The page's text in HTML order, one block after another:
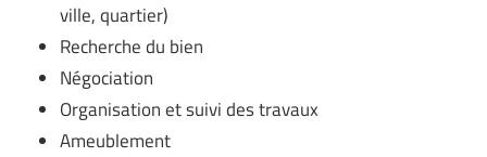
ville, quartier)
Recherche du bien
Négociation
Organisation et suivi des travaux
Ameublement